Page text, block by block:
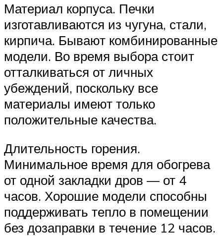
Материал корпуса. Печки
изготавливаются из чугуна, стали,
кирпича. Бывают комбинированные
модели. Во время выбора стоит
отталкиваться от личных
убеждений, поскольку все
материалы имеют только
положительные качества.
Длительность горения.
Минимальное время для обогрева
от одной закладки дров — от 4
часов. Хорошие модели способны
поддерживать тепло в помещении
без дозаправки в течение 12 часов.